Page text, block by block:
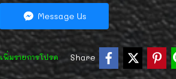
Message Us
เพิ่มรายการโปรด Share